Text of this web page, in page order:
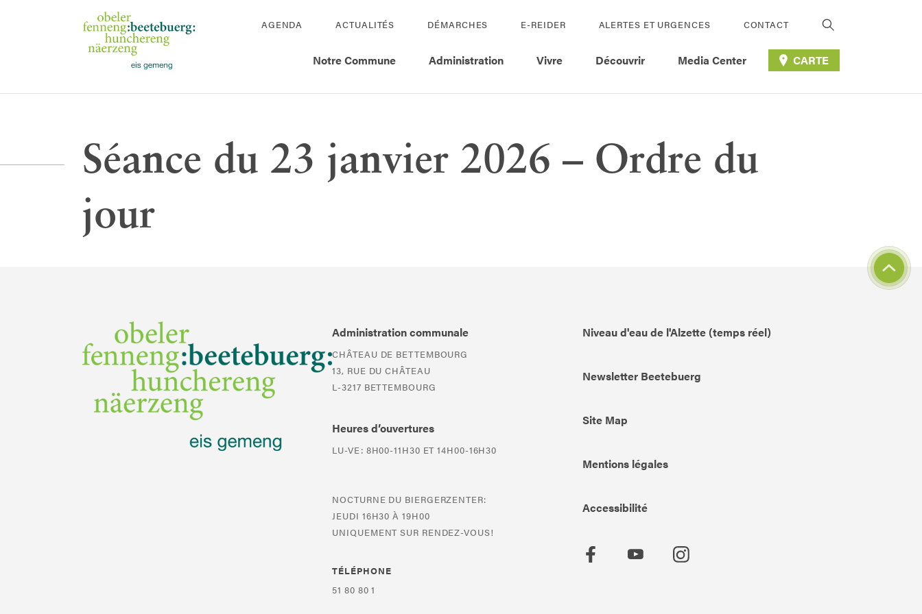
AGENDA ACTUALITÉS DÉMARCHES E-REIDER ALERTES ET URGENCES CONTACT
Notre Commune Administration Vivre Découvrir Media Center CARTE
Séance du 23 janvier 2026 – Ordre du
jour
Administration communale
CHÂTEAU DE BETTEMBOURG
13, RUE DU CHÂTEAU
L-3217 BETTEMBOURG
Heures d’ouvertures
LU-VE: 8H00-11H30 ET 14H00-16H30
NOCTURNE DU BIERGERZENTER:
JEUDI 16H30 À 19H00
UNIQUEMENT SUR RENDEZ-VOUS!
TÉLÉPHONE
51 80 80 1
Niveau d'eau de l'Alzette (temps réel)
Newsletter Beetebuerg
Site Map
Mentions légales
Accessibilité